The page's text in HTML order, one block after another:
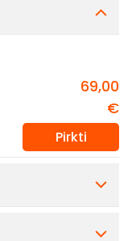
69,00
€
Pirkti